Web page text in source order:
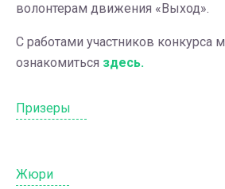
волонтерам движения «Выход».
С работами участников конкурса
ознакомиться здесь.
Призеры
Жюри